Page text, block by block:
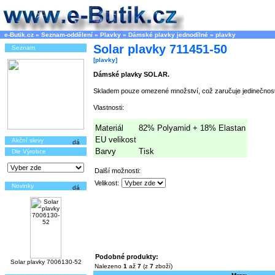
e-Butik.cz » Seznam-oddělení » Plavky » Dámské plavky jednodílné » plavky
Seznam
Akční slevy
Dle Výrobce
Novinky
Solar plavky 7006130-52
Solar plavky 711451-50
[plavky]
Dámské plavky SOLAR.
Skladem pouze omezené množství, což zaručuje
Vlastnosti:
Materiál
82% Polyamid + 18% Elastan
EU velikost
Barvy
Tisk
Další možnosti:
Velikost:
Podobné produkty:
Nalezeno 1 až 7 (z 7 zboží)